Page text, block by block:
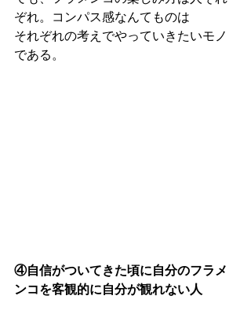
ぞれ。コンパス感なんてものは
それぞれの考えでやっていきたいモノ
である。
④自信がついてきた頃に自分のフラメ
ンコを客観的に自分が観れない人